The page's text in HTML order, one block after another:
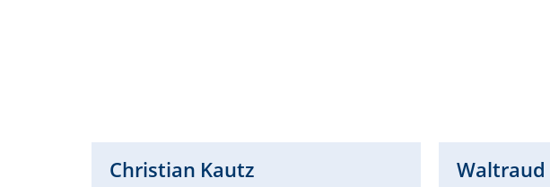
Christian Kautz Waltraud